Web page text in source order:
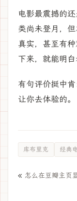
电影最震撼的
类尚未登月，
真实，甚至有
下来，就能明白
有句评价挺中
让你去体验的。
库布里克 经典
« 怎么在豆瓣主页